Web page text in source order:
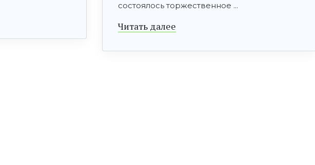
состоялось торжественное ...
Читать далее